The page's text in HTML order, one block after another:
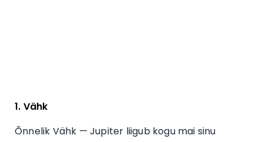
1. Vähk
Õnnelik Vähk — Jupiter liigub kogu mai sinu